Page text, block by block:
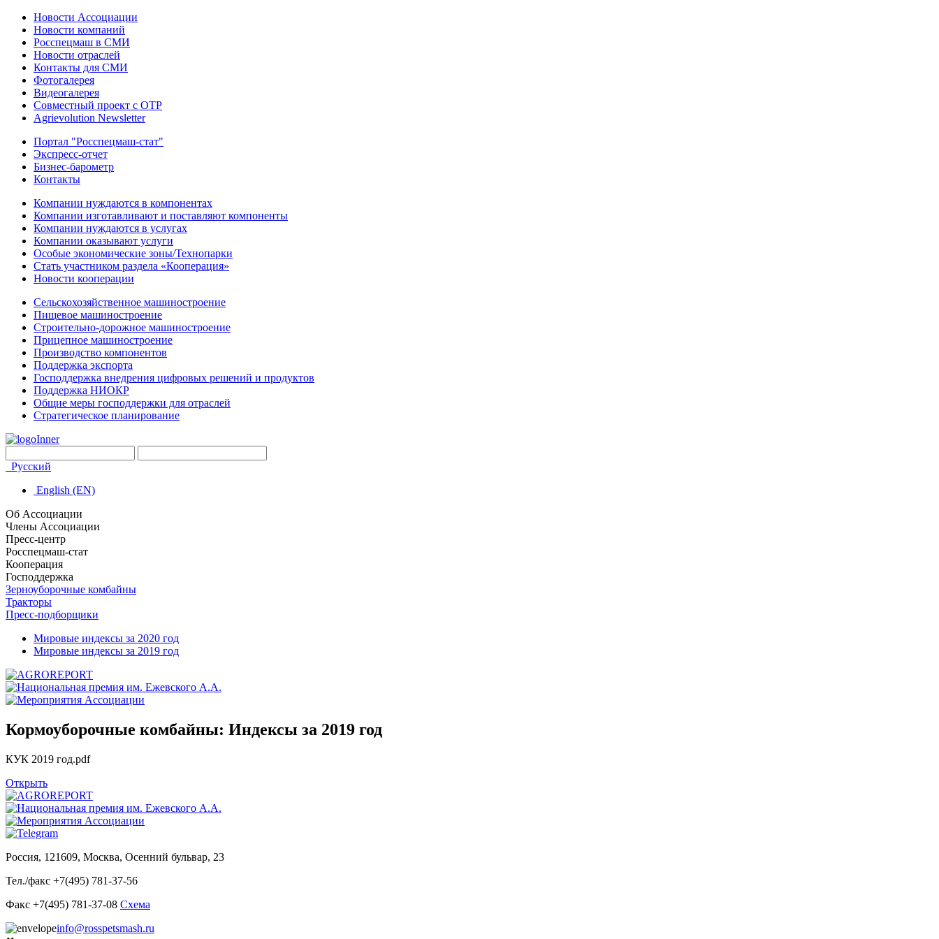
Новости Ассоциации
Новости компаний
Росспецмаш в СМИ
Новости отраслей
Контакты для СМИ
Фотогалерея
Видеогалерея
Совместный проект с ОТР
Agrievolution Newsletter
Портал "Росспецмаш-стат"
Экспресс-отчет
Бизнес-барометр
Контакты
Компании нуждаются в компонентах
Компании изготавливают и поставляют компоненты
Компании нуждаются в услугах
Компании оказывают услуги
Особые экономические зоны/Технопарки
Стать участником раздела «Кооперация»
Новости кооперации
Сельскохозяйственное машиностроение
Пищевое машиностроение
Строительно-дорожное машиностроение
Прицепное машиностроение
Производство компонентов
Поддержка экспорта
Господдержка внедрения цифровых решений и продуктов
Поддержка НИОКР
Общие меры господдержки для отраслей
Стратегическое планирование
Русский
English (EN)
Об Ассоциации
Члены Ассоциации
Пресс-центр
Росспецмаш-стат
Кооперация
Господдержка
Зерноуборочные комбайны
Тракторы
Пресс-подборщики
Мировые индексы за 2020 год
Мировые индексы за 2019 год
Кормоуборочные комбайны: Индексы за 2019 год
КУК 2019 год.pdf
Открыть
Россия, 121609, Москва, Осенний бульвар, 23
Тел./факс +7(495) 781-37-56
Факс +7(495) 781-37-08 Схема
info@rosspetsmash.ru